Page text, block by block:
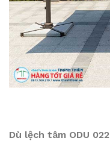
Dù lệch tâm ODU 022